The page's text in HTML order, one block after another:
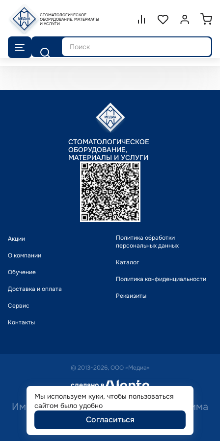
СТОМАТОЛОГИЧЕСКОЕ
ОБОРУДОВАНИЕ, МАТЕРИАЛЫ
И УСЛУГИ
Сравнение.
СписокВойти или
Поиск
СТОМАТОЛОГИЧЕСКОЕ
ОБОРУДОВАНИЕ,
МАТЕРИАЛЫ И УСЛУГИ
Акции
О компании
Обучение
Доставка и оплата
Сервис
Контакты
Политика обработки
персональных данных
Каталог
Политика конфиденциальности
Реквизиты
© 2013-2026, ООО «Медиа»
сделано в alente
Имеются противопоказания. Необходима
консультация специалиста.
Мы используем куки, чтобы пользоваться
сайтом было удобно
Согласиться